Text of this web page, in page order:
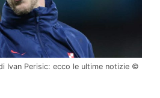
Ivan Perisic: ecco le ultime notizie ©